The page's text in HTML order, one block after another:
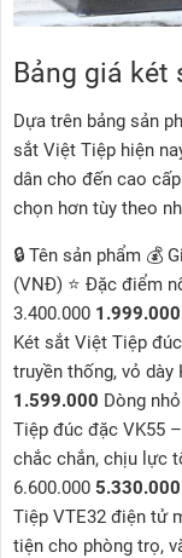
Bảng giá két
Dựa trên bảng sản
sắt Việt Tiệp hiện
dân cho đến cao
chọn hơn tùy theo
🔒 Tên sản phẩm 💰
(VNĐ) ⭐ Đặc điểm
3.400.000 1.999.000
Két sắt Việt Tiệp
truyền thống, vỏ
1.599.000 Dòng
Tiệp đúc đặc VK55
chắc chắn, chịu lực
6.600.000 5.330.000
Tiệp VTE32 điện tử
tiện cho phòng trọ,